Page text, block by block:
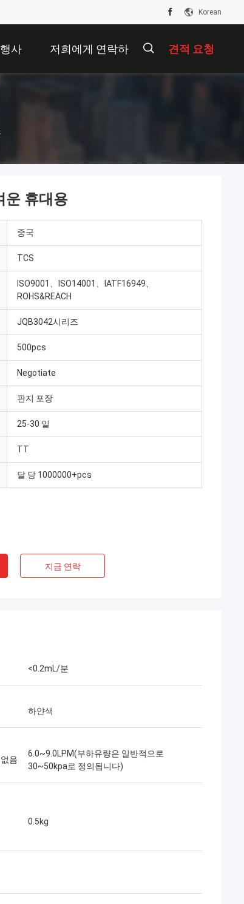
Korean
행사 저희에게 연락하 견적 요청
운 휴대용
중국
TCS
ISO9001、ISO14001、IATF16949、
ROHS&REACH
JQB3042시리즈
500pcs
Negotiate
판지 포장
25-30 일
TT
달 당 1000000+pcs
지금 연락
<0.2mL/분
하얀색
음
6.0~9.0LPM(부하유량은 일반적으로
30~50kpa로 정의됩니다)
0.5kg